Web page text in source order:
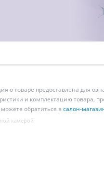
товаре предоставлена для
и комплектацию товара,
обратиться всалон-
камерой